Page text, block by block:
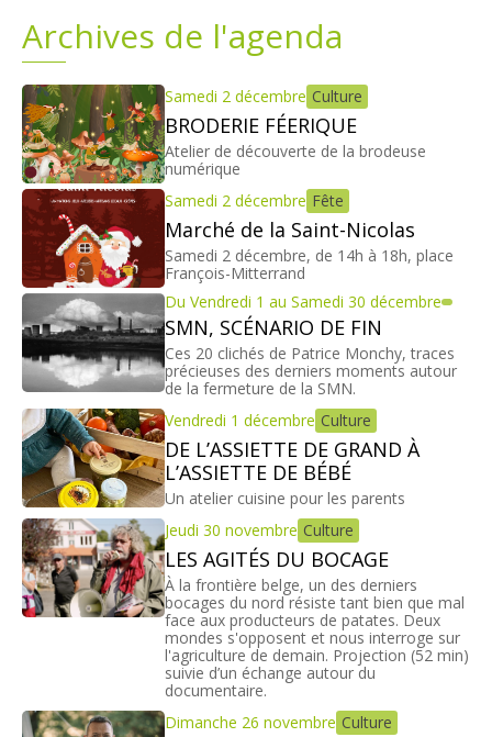
Archives de l'agenda
Samedi 2 décembre Culture
BRODERIE FÉERIQUE
Atelier de découverte de la brodeuse
numérique
Samedi 2 décembre Fête
Marché de la Saint-Nicolas
Samedi 2 décembre, de 14h à 18h, place
François-Mitterrand
Du Vendredi 1 au Samedi 30 décembre
SMN, SCÉNARIO DE FIN
Ces 20 clichés de Patrice Monchy, traces
précieuses des derniers moments autour
de la fermeture de la SMN.
Vendredi 1 décembre Culture
DE L’ASSIETTE DE GRAND À
L’ASSIETTE DE BÉBÉ
Un atelier cuisine pour les parents
Jeudi 30 novembre Culture
LES AGITÉS DU BOCAGE
À la frontière belge, un des derniers
bocages du nord résiste tant bien que mal
face aux producteurs de patates. Deux
mondes s'opposent et nous interroge sur
l'agriculture de demain. Projection (52 min)
suivie d’un échange autour du
documentaire.
Dimanche 26 novembre Culture
Plans
Demandes légales
Emploi
Marchés publics
Grands projets